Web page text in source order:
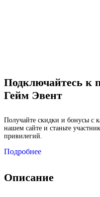
Подключайтесь к
Гейм Эвент
Получайте скидки и бонусы с
нашем сайте и станьте
привилегий.
Подробнее
Описание